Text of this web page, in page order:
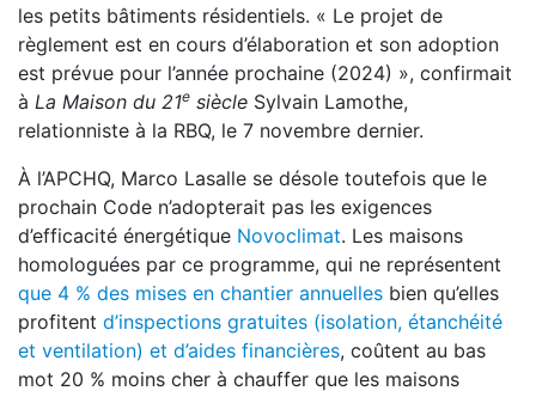
les petits bâtiments résidentiels. « Le projet de
règlement est en cours d’élaboration et son adoption
est prévue pour l’année prochaine (2024) », confirmait
à La Maison du 21e siècle Sylvain Lamothe,
relationniste à la RBQ, le 7 novembre dernier.
À l’APCHQ, Marco Lasalle se désole toutefois que le
prochain Code n’adopterait pas les exigences
d’efficacité énergétique Novoclimat. Les maisons
homologuées par ce programme, qui ne représentent
que 4 % des mises en chantier annuelles bien qu’elles
profitent d’inspections gratuites (isolation, étanchéité
et ventilation) et d’aides financières, coûtent au bas
mot 20 % moins cher à chauffer que les maisons